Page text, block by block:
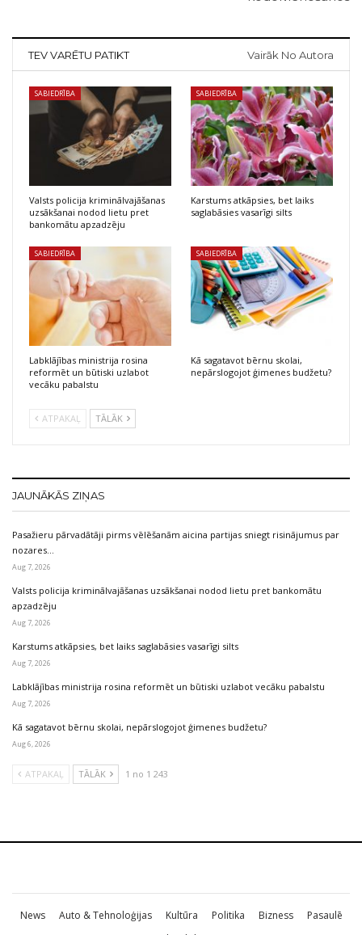
TEV VARĒTU PATIKT Vairāk No Autora
SABIEDRĪBA
Valsts policija kriminālvajāšanas
uzsākšanai nodod lietu pret
bankomātu apzadzēju
SABIEDRĪBA
Karstums atkāpsies, bet laiks
saglabāsies vasarīgi silts
SABIEDRĪBA
Labklājības ministrija rosina
reformēt un būtiski uzlabot
vecāku pabalstu
SABIEDRĪBA
Kā sagatavot bērnu skolai,
nepārslogojot ģimenes budžetu?
ATPAKAĻ TĀLĀK
JAUNĀKĀS ZIŅAS
Pasažieru pārvadātāji pirms vēlēšanām aicina partijas sniegt risinājumus par
nozares…
Aug 7, 2026
Valsts policija kriminālvajāšanas uzsākšanai nodod lietu pret bankomātu
apzadzēju
Aug 7, 2026
Karstums atkāpsies, bet laiks saglabāsies vasarīgi silts
Aug 7, 2026
Labklājības ministrija rosina reformēt un būtiski uzlabot vecāku pabalstu
Aug 7, 2026
Kā sagatavot bērnu skolai, nepārslogojot ģimenes budžetu?
Aug 6, 2026
ATPAKAĻ TĀLĀK 1 no 1 243
News Auto & Tehnoloģijas Kultūra Politika Bizness
Pasaulē